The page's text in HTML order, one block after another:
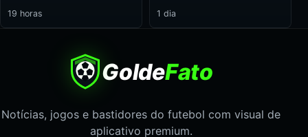
19 horas 1 dia
GoldeFato
Notícias, jogos e bastidores do futebol com visual de
aplicativo premium.